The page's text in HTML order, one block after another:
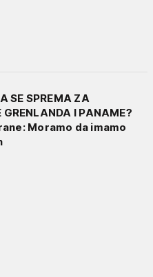
SE SPREMA ZA
I PANAME?
Moramo da imamo